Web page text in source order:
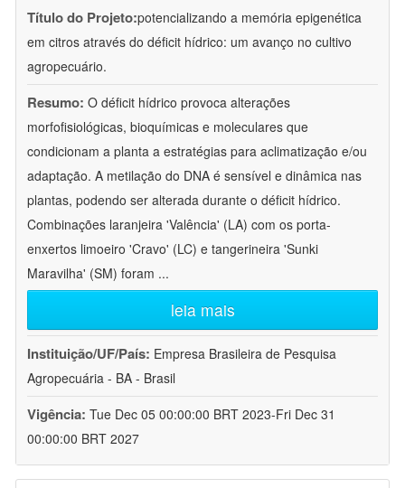
Título do Projeto:potencializando a memória epigenética
em citros através do déficit hídrico: um avanço no cultivo
agropecuário.
Resumo: O déficit hídrico provoca alterações
morfofisiológicas, bioquímicas e moleculares que
condicionam a planta a estratégias para aclimatização e/ou
adaptação. A metilação do DNA é sensível e dinâmica nas
plantas, podendo ser alterada durante o déficit hídrico.
Combinações laranjeira 'Valência' (LA) com os porta-
enxertos limoeiro 'Cravo' (LC) e tangerineira 'Sunki
Maravilha' (SM) foram ...
leia mais
Instituição/UF/País: Empresa Brasileira de Pesquisa
Agropecuária - BA - Brasil
Vigência: Tue Dec 05 00:00:00 BRT 2023-Fri Dec 31
00:00:00 BRT 2027